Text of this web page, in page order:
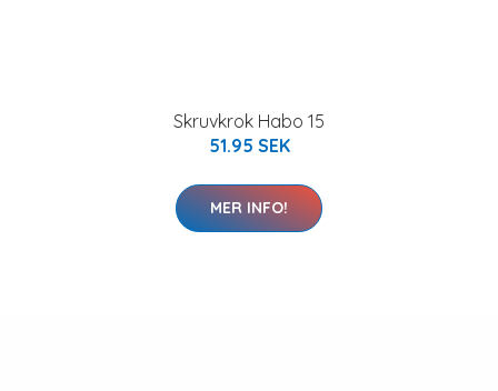
Skruvkrok Habo 15
51.95 SEK
MER INFO!